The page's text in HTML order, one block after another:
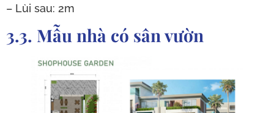
– Lùi sau: 2m
3.3. Mẫu nhà có sân vườn